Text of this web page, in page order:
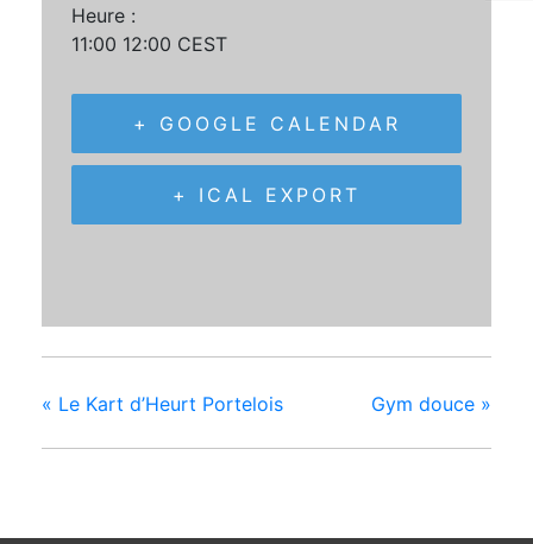
Heure :
11:00 12:00 CEST
+ GOOGLE CALENDAR
+ ICAL EXPORT
« Le Kart d’Heurt Portelois Gym douce »